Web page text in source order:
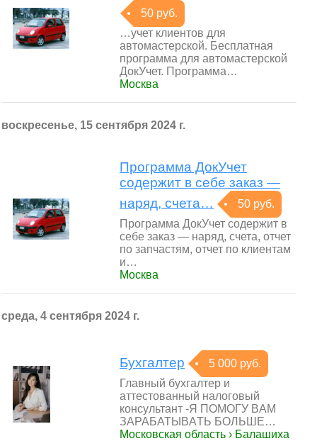
50 руб.
…учет клиентов для
автомастерской. Бесплатная
программа для автомастерской
ДокУчет. Программа…
Москва
воскресенье, 15 сентября 2024 г.
Программа ДокУчет
содержит в себе заказ —
наряд, счета…
50 руб.
Программа ДокУчет содержит в
себе заказ — наряд, счета, отчет
по запчастям, отчет по клиентам
и…
Москва
среда, 4 сентября 2024 г.
Бухгалтер
5 000 руб.
Главный бухгалтер и
аттестованный налоговый
консультант -Я ПОMOГУ BАМ
ЗAРАБАТЫВAТЬ БOЛЬШЕ…
Московская область › Балашиха